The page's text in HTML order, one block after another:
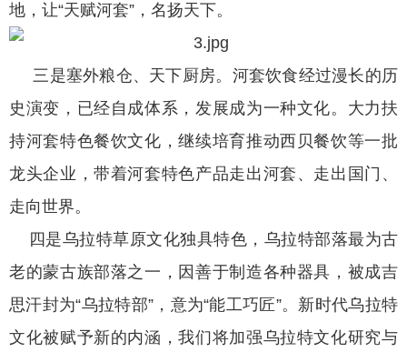
地，让“天赋河套”，名扬天下。
三是塞外粮仓、天下厨房。河套饮食经过漫长的历
史演变，已经自成体系，发展成为一种文化。大力扶
持河套特色餐饮文化，继续培育推动西贝餐饮等一批
龙头企业，带着河套特色产品走出河套、走出国门、
走向世界。
四是乌拉特草原文化独具特色，乌拉特部落最为古
老的蒙古族部落之一，因善于制造各种器具，被成吉
思汗封为“乌拉特部”，意为“能工巧匠”。新时代乌拉特
文化被赋予新的内涵，我们将加强乌拉特文化研究与